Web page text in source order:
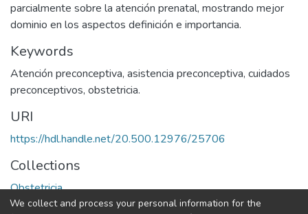
parcialmente sobre la atención prenatal, mostrando mejor
dominio en los aspectos definición e importancia.
Keywords
Atención preconceptiva, asistencia preconceptiva, cuidados
preconceptivos, obstetricia.
URI
https://hdl.handle.net/20.500.12976/25706
Collections
Obstetricia
We collect and process your personal information for the